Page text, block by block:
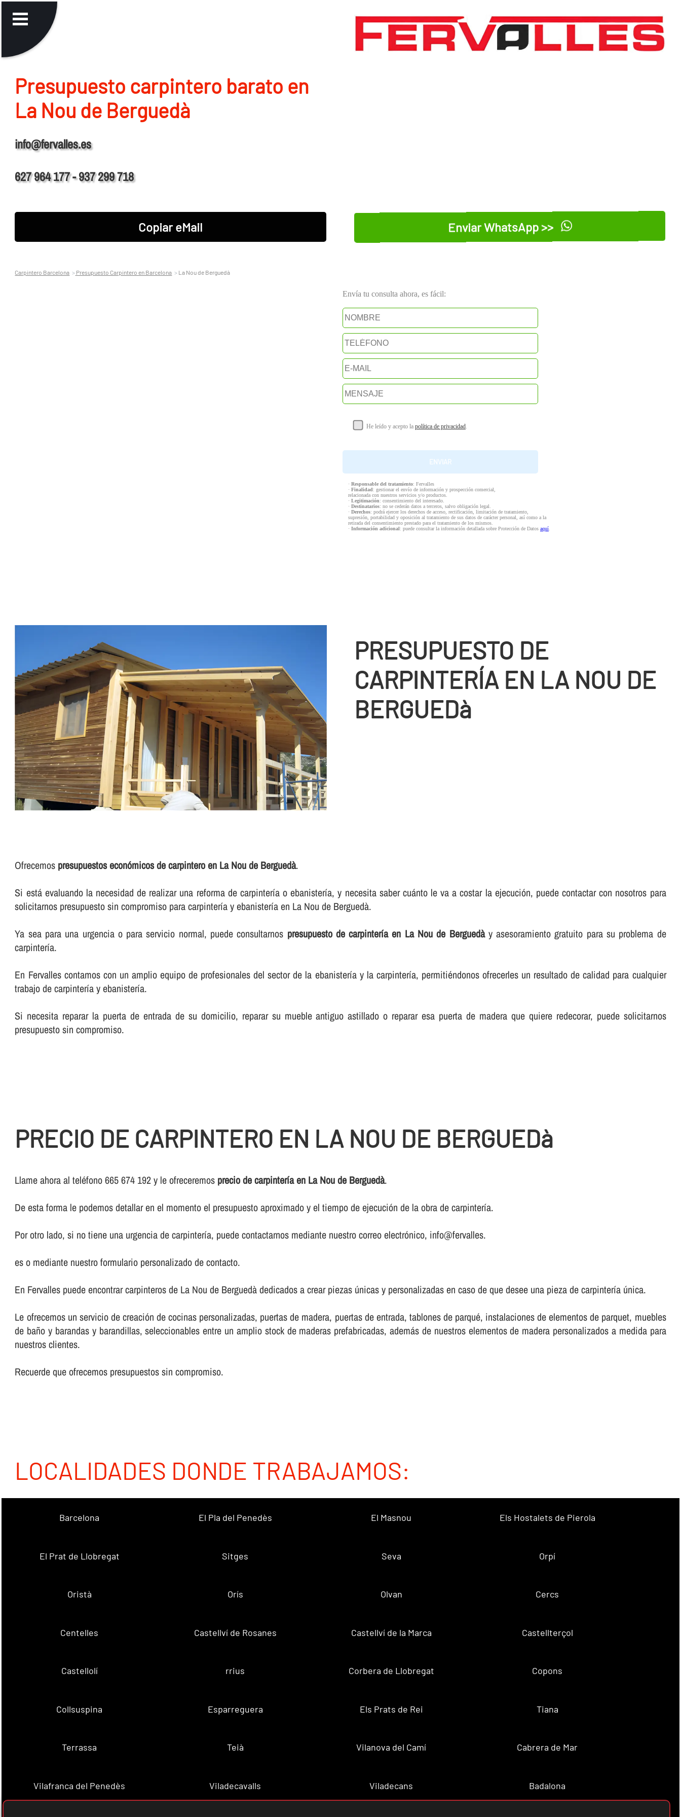
Presupuesto carpintero barato en
La Nou de Berguedà
info@fervalles.es
627 964 177 - 937 299 718
Copiar eMail Enviar WhatsApp >>
Carpintero Barcelona Presupuesto Carpintero en Barcelona La Nou de Berguedà
Envía tu consulta ahora, es fácil:
He leído y acepto la política de privacidad.
· Responsable del tratamiento: Fervalles
· Finalidad: gestionar el envío de información y prospección comercial,
relacionada con nuestros servicios y/o productos.
· Legitimación: consentimiento del interesado.
· Destinatarios: no se cederán datos a terceros, salvo obligación legal.
· Derechos: podrá ejercer los derechos de acceso, rectificación, limitación de tratamiento,
supresión, portabilidad y oposición al tratamiento de sus datos de carácter personal, así como a la
retirada del consentimiento prestado para el tratamiento de los mismos.
· Información adicional: puede consultar la información detallada sobre Protección de Datos aquí.
PRESUPUESTO DE
CARPINTERÍ­A EN LA NOU DE
BERGUEDà
Ofrecemos presupuestos económicos de carpintero en La Nou de Berguedà.
Si está evaluando la necesidad de realizar una reforma de carpinterí­a o ebanisterí­a, y necesita saber cuánto le va a costar la ejecución, puede contactar con nosotros para
solicitarnos presupuesto sin compromiso para carpinterí­a y ebanisterí­a en La Nou de Berguedà.
Ya sea para una urgencia o para servicio normal, puede consultarnos presupuesto de carpinterí­a en La Nou de Berguedày asesoramiento gratuito para su problema de
carpinterí­a.
En Fervalles contamos con un amplio equipo de profesionales del sector de la ebanisterí­a y la carpinterí­a, permitiéndonos ofrecerles un resultado de calidad para cualquier
trabajo de carpinterí­a y ebanisterí­a.
Si necesita reparar la puerta de entrada de su domicilio, reparar su mueble antiguo astillado o reparar esa puerta de madera que quiere redecorar, puede solicitarnos
presupuesto sin compromiso.
PRECIO DE CARPINTERO EN LA NOU DE BERGUEDà
Llame ahora al teléfono 665 674 192 y le ofreceremos precio de carpinterí­a en La Nou de Berguedà.
De esta forma le podemos detallar en el momento el presupuesto aproximado y el tiempo de ejecución de la obra de carpinterí­a.
Por otro lado, si no tiene una urgencia de carpinterí­a, puede contactarnos mediante nuestro correo electrónico, info@fervalles.
es o mediante nuestro formulario personalizado de contacto.
En Fervalles puede encontrar carpinteros de La Nou de Berguedà dedicados a crear piezas únicas y personalizadas en caso de que desee una pieza de carpinterí­a única.
Le ofrecemos un servicio de creación de cocinas personalizadas, puertas de madera, puertas de entrada, tablones de parqué, instalaciones de elementos de parquet, muebles
de baño y barandas y barandillas, seleccionables entre un amplio stock de maderas prefabricadas, además de nuestros elementos de madera personalizados a medida para
nuestros clientes.
Recuerde que ofrecemos presupuestos sin compromiso.
LOCALIDADES DONDE TRABAJAMOS:
Barcelona El Pla del Penedès El Masnou Els Hostalets de Pierola
El Prat de Llobregat Sitges Seva Orpí
Oristà Orís Olvan Cercs
Centelles Castellví de Rosanes Castellví de la Marca Castellterçol
Castellolí rrius Corbera de Llobregat Copons
Collsuspina Esparreguera Els Prats de Rei Tiana
Terrassa Teià Vilanova del Camí Cabrera de Mar
Vilafranca del Penedès Viladecavalls Viladecans Badalona